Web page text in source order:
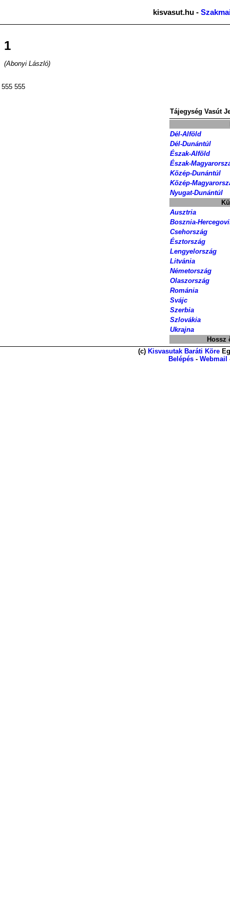
kisvasut.hu -
1
(Abonyi László)
555 555
Tájegység Vasút
Dél-Alföld
Dél-Dunántúl
Észak-Alföld
Észak-
Közép-Dunántúl
Közép-
Nyugat-Dunántúl
Ausztria
Bosznia-
Csehország
Észtország
Lengyelország
Litvánia
Németország
Olaszország
Románia
Svájc
Szerbia
Szlovákia
Ukrajna
Hossz
(c) Kisvasutak Baráti Köre
Belépés - Webmail